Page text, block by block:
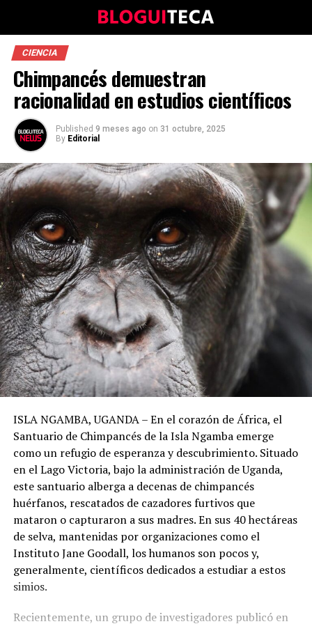
CIENCIA
Chimpancés demuestran
racionalidad en estudios científicos
Published 9 meses ago on 31 octubre, 2025
By Editorial
ISLA NGAMBA, UGANDA – En el corazón de África, el
Santuario de Chimpancés de la Isla Ngamba emerge
como un refugio de esperanza y descubrimiento. Situado
en el Lago Victoria, bajo la administración de Uganda,
este santuario alberga a decenas de chimpancés
huérfanos, rescatados de cazadores furtivos que
mataron o capturaron a sus madres. En sus 40 hectáreas
de selva, mantenidas por organizaciones como el
Instituto Jane Goodall, los humanos son pocos y,
generalmente, científicos dedicados a estudiar a estos
simios.
Recientemente, un grupo de investigadores publicó en